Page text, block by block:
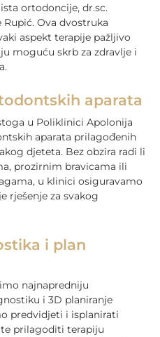
ortodoncije, dr.sc.
Rupić. Ova dvostruka
aspekt terapije pažljivo
moguću skrb za zdravlje i
aparata
u Poliklinici Apolonija
aparata prilagođenih
djeteta. Bez obzira radi li
prozirnim bravicama ili
u klinici osiguravamo
rješenje za svakog
i plan
najnapredniju
i 3D planiranje
predvidjeti i isplanirati
prilagoditi terapiju